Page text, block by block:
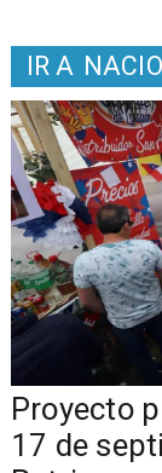
IR A
Proyecto
17 de